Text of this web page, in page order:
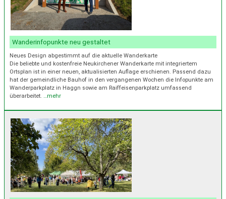
Wanderinfopunkte neu gestaltet
Neues Design abgestimmt auf die aktuelle Wanderkarte
Die beliebte und kostenfreie Neukirchener Wanderkarte mit integriertem
Ortsplan ist in einer neuen, aktualisierten Auflage erschienen. Passend dazu
hat der gemeindliche Bauhof in den vergangenen Wochen die Infopunkte am
Wanderparkplatz in Haggn sowie am Raiffeisenparkplatz umfassend
überarbeitet. …mehr